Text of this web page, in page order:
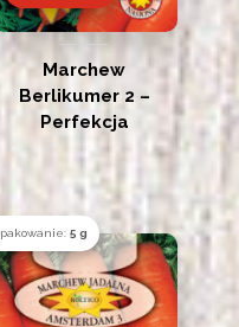
Marchew
Berlikumer 2 –
Perfekcja
5 g